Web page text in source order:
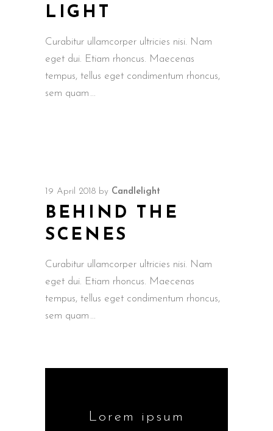
LIGHT
Curabitur ullamcorper ultricies nisi. Nam
eget dui. Etiam rhoncus. Maecenas
tempus, tellus eget condimentum rhoncus,
sem quam
19 April 2018 by Candlelight
BEHIND THE
SCENES
Curabitur ullamcorper ultricies nisi. Nam
eget dui. Etiam rhoncus. Maecenas
tempus, tellus eget condimentum rhoncus,
sem quam
Lorem ipsum